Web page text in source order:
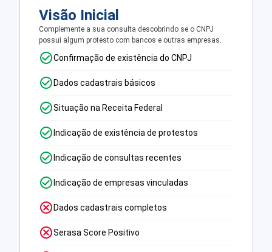
Visão Inicial
Complemente a sua consulta descobrindo se o CNPJ
possui algum protesto com bancos e outras empresas.
Confirmação de existência do CNPJ
Dados cadastrais básicos
Situação na Receita Federal
Indicação de existência de protestos
Indicação de consultas recentes
Indicação de empresas vinculadas
Dados cadastrais completos
Serasa Score Positivo